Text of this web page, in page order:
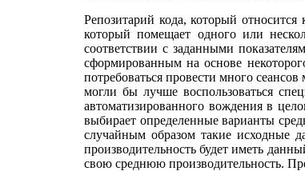
Репозитарий кода, который
который помещает одного или
соответствии с заданными
сформированным на основе
потребоваться провести много
могли бы лучше воспользоваться
автоматизированного вождения в
выбирает определенные варианты
случайным образом такие исходные
производительность будет иметь
свою среднюю производительность.